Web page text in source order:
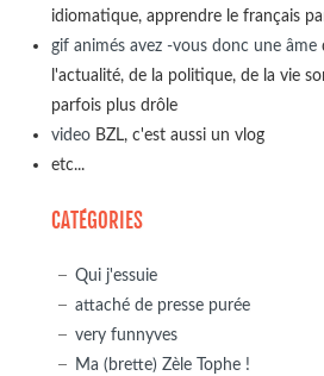
idiomatique, apprendre le français
gif animés avez -vous donc une âme
l'actualité, de la politique, de la vie
parfois plus drôle
videoBZL, c'est aussi un vlog
etc...
CATÉGORIES
Qui j'essuie
attaché de presse purée
very funnyves
Ma (brette) Zèle Tophe !